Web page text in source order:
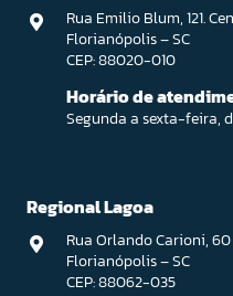
Rua Emilio Blum, 121.
Florianópolis – SC
CEP: 88020-010
Horário de
Segunda a sexta-feira,
Regional Lagoa
Rua Orlando Carioni,
Florianópolis – SC
CEP: 88062-035